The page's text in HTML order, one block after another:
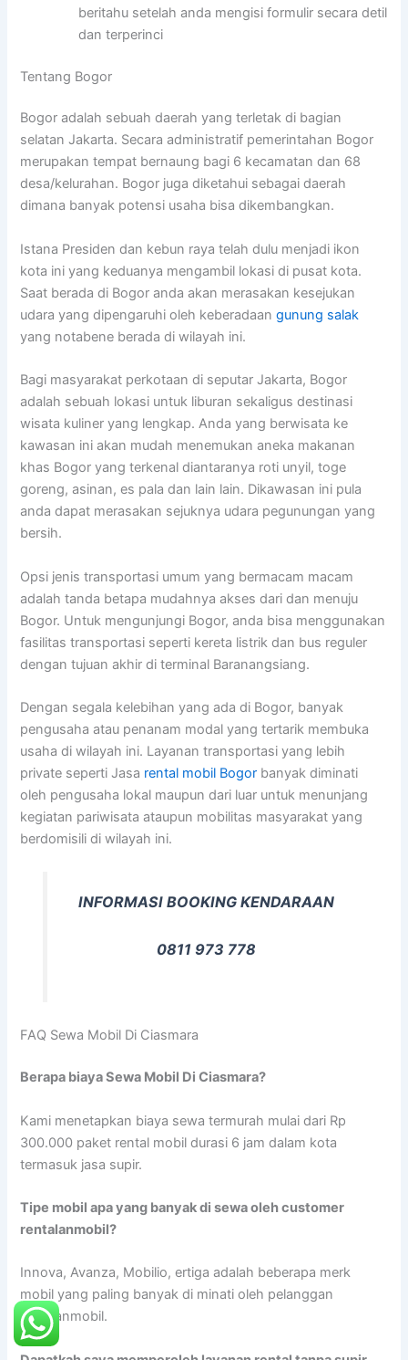
beritahu setelah anda mengisi formulir secara detil
dan terperinci
Tentang Bogor
Bogor adalah sebuah daerah yang terletak di bagian
selatan Jakarta. Secara administratif pemerintahan Bogor
merupakan tempat bernaung bagi 6 kecamatan dan 68
desa/kelurahan. Bogor juga diketahui sebagai daerah
dimana banyak potensi usaha bisa dikembangkan.
Istana Presiden dan kebun raya telah dulu menjadi ikon
kota ini yang keduanya mengambil lokasi di pusat kota.
Saat berada di Bogor anda akan merasakan kesejukan
udara yang dipengaruhi oleh keberadaangunung salak
yang notabene berada di wilayah ini.
Bagi masyarakat perkotaan di seputar Jakarta, Bogor
adalah sebuah lokasi untuk liburan sekaligus destinasi
wisata kuliner yang lengkap. Anda yang berwisata ke
kawasan ini akan mudah menemukan aneka makanan
khas Bogor yang terkenal diantaranya roti unyil, toge
goreng, asinan, es pala dan lain lain. Dikawasan ini pula
anda dapat merasakan sejuknya udara pegunungan yang
bersih.
Opsi jenis transportasi umum yang bermacam macam
adalah tanda betapa mudahnya akses dari dan menuju
Bogor. Untuk mengunjungi Bogor, anda bisa menggunakan
fasilitas transportasi seperti kereta listrik dan bus reguler
dengan tujuan akhir di terminal Baranangsiang.
Dengan segala kelebihan yang ada di Bogor, banyak
pengusaha atau penanam modal yang tertarik membuka
usaha di wilayah ini. Layanan transportasi yang lebih
private seperti Jasa rental mobil Bogor banyak diminati
oleh pengusaha lokal maupun dari luar untuk menunjang
kegiatan pariwisata ataupun mobilitas masyarakat yang
berdomisili di wilayah ini.
INFORMASI BOOKING KENDARAAN
0811 973 778
FAQ Sewa Mobil Di Ciasmara
Berapa biaya Sewa Mobil Di Ciasmara?
Kami menetapkan biaya sewa termurah mulai dari Rp
300.000 paket rental mobil durasi 6 jam dalam kota
termasuk jasa supir.
Tipe mobil apa yang banyak di sewa oleh customer
rentalanmobil?
Innova, Avanza, Mobilio, ertiga adalah beberapa merk
mobil yang paling banyak di minati oleh pelanggan
rentalanmobil.